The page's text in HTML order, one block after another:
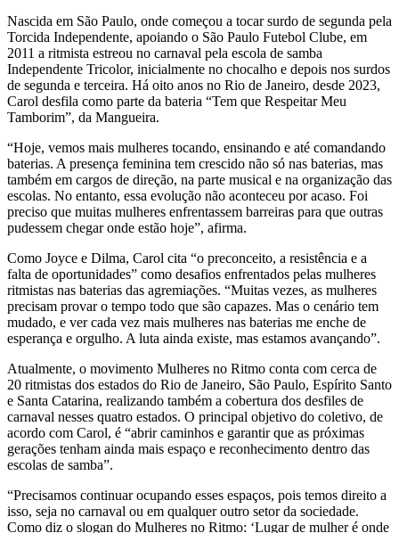
Nascida em São Paulo, onde começou a tocar surdo de segunda pela
Torcida Independente, apoiando o São Paulo Futebol Clube, em
2011 a ritmista estreou no carnaval pela escola de samba
Independente Tricolor, inicialmente no chocalho e depois nos surdos
de segunda e terceira. Há oito anos no Rio de Janeiro, desde 2023,
Carol desfila como parte da bateria “Tem que Respeitar Meu
Tamborim”, da Mangueira.
“Hoje, vemos mais mulheres tocando, ensinando e até comandando
baterias. A presença feminina tem crescido não só nas baterias, mas
também em cargos de direção, na parte musical e na organização das
escolas. No entanto, essa evolução não aconteceu por acaso. Foi
preciso que muitas mulheres enfrentassem barreiras para que outras
pudessem chegar onde estão hoje”, afirma.
Como Joyce e Dilma, Carol cita “o preconceito, a resistência e a
falta de oportunidades” como desafios enfrentados pelas mulheres
ritmistas nas baterias das agremiações. “Muitas vezes, as mulheres
precisam provar o tempo todo que são capazes. Mas o cenário tem
mudado, e ver cada vez mais mulheres nas baterias me enche de
esperança e orgulho. A luta ainda existe, mas estamos avançando”.
Atualmente, o movimento Mulheres no Ritmo conta com cerca de
20 ritmistas dos estados do Rio de Janeiro, São Paulo, Espírito Santo
e Santa Catarina, realizando também a cobertura dos desfiles de
carnaval nesses quatro estados. O principal objetivo do coletivo, de
acordo com Carol, é “abrir caminhos e garantir que as próximas
gerações tenham ainda mais espaço e reconhecimento dentro das
escolas de samba”.
“Precisamos continuar ocupando esses espaços, pois temos direito a
isso, seja no carnaval ou em qualquer outro setor da sociedade.
Como diz o slogan do Mulheres no Ritmo: ‘Lugar de mulher é onde